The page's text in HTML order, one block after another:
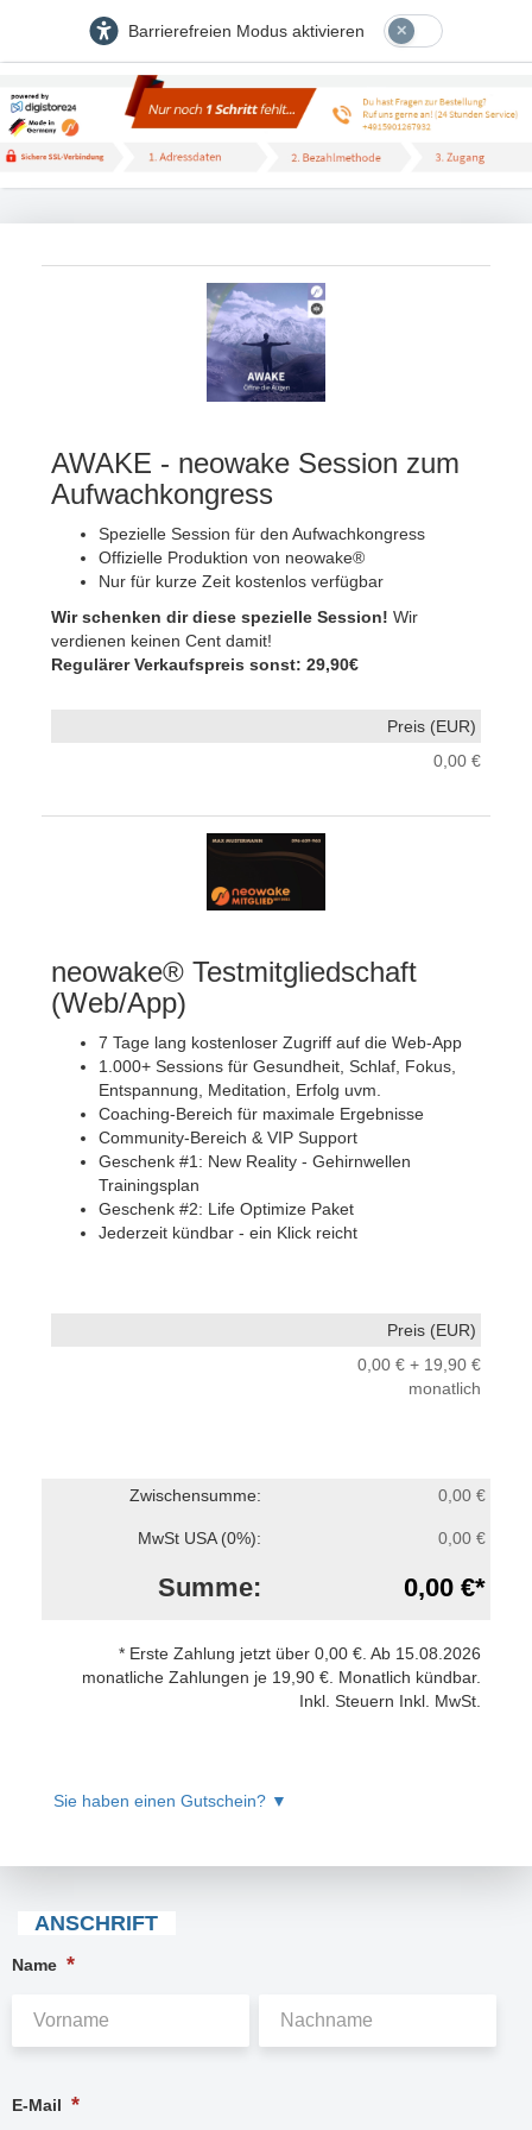
Barrierefreien Modus aktivieren
AWAKE - neowake Session zum
Aufwachkongress
Spezielle Session für den Aufwachkongress
Offizielle Produktion von neowake®
Nur für kurze Zeit kostenlos verfügbar
Wir schenken dir diese spezielle Session! Wir
verdienen keinen Cent damit!
Regulärer Verkaufspreis sonst: 29,90€
0,00 €
neowake® Testmitgliedschaft
(Web/App)
7 Tage lang kostenloser Zugriff auf die Web-App
1.000+ Sessions für Gesundheit, Schlaf, Fokus,
Entspannung, Meditation, Erfolg uvm.
Coaching-Bereich für maximale Ergebnisse
Community-Bereich & VIP Support
Geschenk #1: New Reality - Gehirnwellen
Trainingsplan
Geschenk #2: Life Optimize Paket
Jederzeit kündbar - ein Klick reicht
0,00 € + 19,90 €
monatlich
Zwischensumme: 0,00 €
MwSt USA (0%): 0,00 €
Summe: 0,00 €*
* Erste Zahlung jetzt über 0,00 € . Ab 15.08.2026
monatliche Zahlungen je 19,90 € . Monatlich kündbar.
Inkl. Steuern Inkl. MwSt.
Sie haben einen Gutschein? ▼
ANSCHRIFT
Name *
E-Mail *